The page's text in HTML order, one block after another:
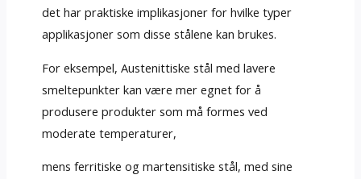
det har praktiske implikasjoner for hvilke typer
applikasjoner som disse stålene kan brukes.
For eksempel, Austenittiske stål med lavere
smeltepunkter kan være mer egnet for å
produsere produkter som må formes ved
moderate temperaturer,
mens ferritiske og martensitiske stål, med sine